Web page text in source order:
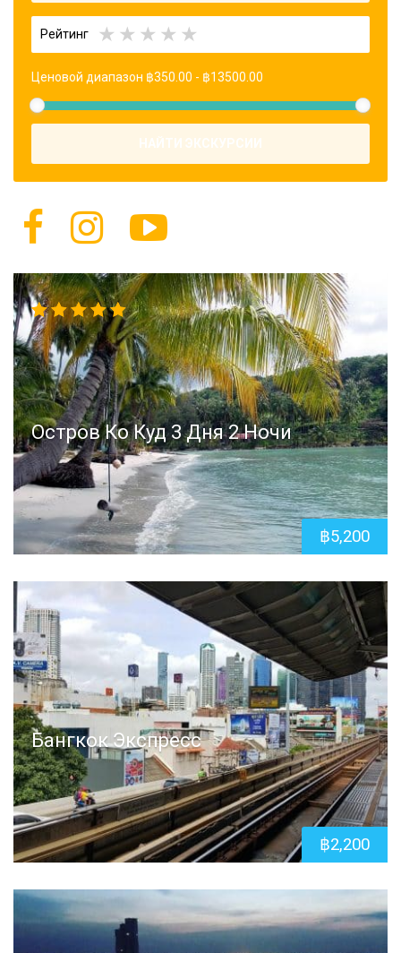
Рейтинг
Ценовой диапазон ฿350.00 - ฿13500.00
НАЙТИ ЭКСКУРСИИ
5.00out
of 5
Остров Ко Куд 3 Дня 2 Ночи
฿5,200
Бангкок Экспресс
฿2,200